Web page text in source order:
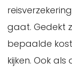
gaat. Gedekt
bepaalde
kijken. Ook